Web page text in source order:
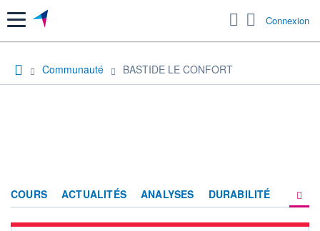
Menu Connexion
Communauté BASTIDE LE CONFORT
COURS ACTUALITÉS ANALYSES DURABILITÉ